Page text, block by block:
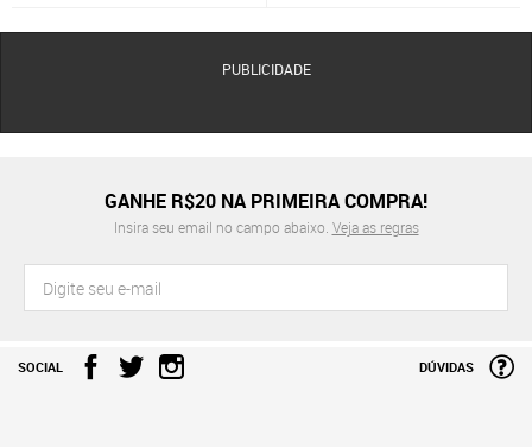
PUBLICIDADE
GANHE R$20 NA PRIMEIRA COMPRA!
Insira seu email no campo abaixo. Veja as regras
SOCIAL DÚVIDAS